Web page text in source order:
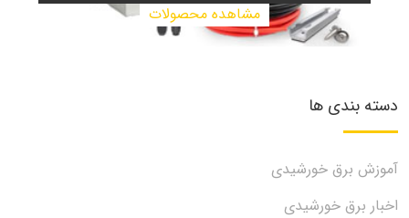
مشاهده محصولات
دسته بندی ها
آموزش برق خورشیدی
اخبار برق خورشیدی